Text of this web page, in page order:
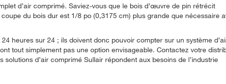
d’air comprimé. Saviez-vous que le bois d’œuvre de pin rétrécit
du bois dur est 1/8 po (0,3175 cm) plus grande que nécessaire
heures sur 24 ; ils doivent donc pouvoir compter sur un système
tout simplement pas une option envisageable. Contactez votre
d’air comprimé Sullair répondent aux besoins de l’industrie